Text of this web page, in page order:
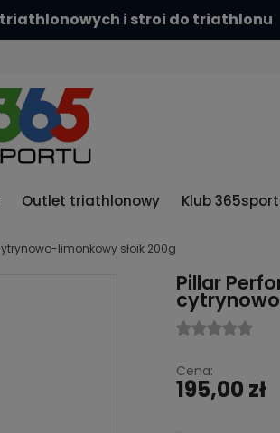
Sprawdź naszą szeroką ofertę
Outlet triathlonowy Klub
limonkowy słoik 200g
Pillar
Cena:
195,00 zł